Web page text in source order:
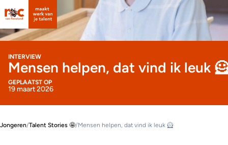
INTERVIEW
Mensen helpen, dat vind ik leuk 🦸
GEPLAATST OP
19 maart 2026
Jongeren/Talent Stories 🤩/Mensen helpen, dat vind ik leuk 🦸